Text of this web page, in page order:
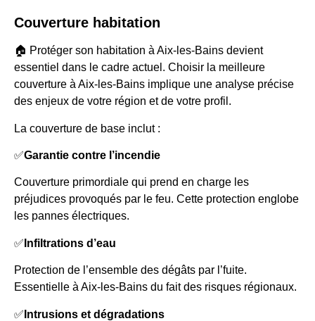
Couverture habitation
🏠 Protéger son habitation à Aix-les-Bains devient
essentiel dans le cadre actuel. Choisir la meilleure
couverture à Aix-les-Bains implique une analyse précise
des enjeux de votre région et de votre profil.
La couverture de base inclut :
✅Garantie contre l’incendie
Couverture primordiale qui prend en charge les
préjudices provoqués par le feu. Cette protection englobe
les pannes électriques.
✅ Infiltrations d’eau
Protection de l’ensemble des dégâts par l’fuite.
Essentielle à Aix-les-Bains du fait des risques régionaux.
✅ Intrusions et dégradations